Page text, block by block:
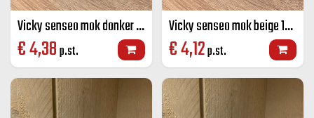
Vicky senseo mok donker blauw 19 CL
€4,38p.st.
Vicky senseo mok beige 19 CL
€4,12p.st.